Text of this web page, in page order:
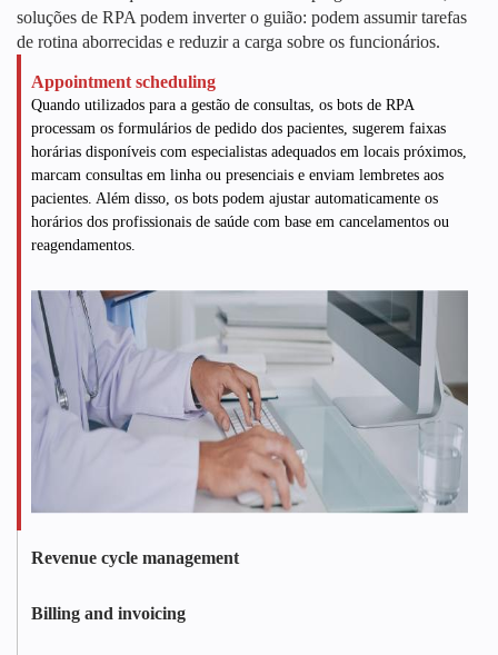
soluções de RPA podem inverter o guião: podem assumir tarefas
de rotina aborrecidas e reduzir a carga sobre os funcionários.
Appointment scheduling
Quando utilizados para a gestão de consultas, os bots de RPA
processam os formulários de pedido dos pacientes, sugerem faixas
horárias disponíveis com especialistas adequados em locais próximos,
marcam consultas em linha ou presenciais e enviam lembretes aos
pacientes. Além disso, os bots podem ajustar automaticamente os
horários dos profissionais de saúde com base em cancelamentos ou
reagendamentos.
Revenue cycle management
gestão do ciclo de receitas (RCM)
verificação do seguro até à liquidação do pagamento. Os bots RPA
Billing and invoicing